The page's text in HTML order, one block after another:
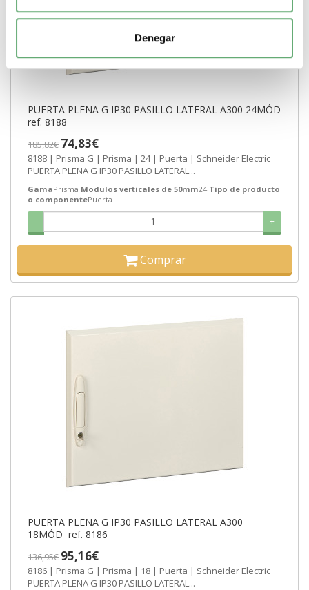
Denegar
PUERTA PLENA G IP30 PASILLO LATERAL A300 24MÓD
ref. 8188
185,82€ 74,83€
8188 | Prisma G | Prisma | 24 | Puerta | Schneider Electric
PUERTA PLENA G IP30 PASILLO LATERAL...
GamaPrisma Modulos verticales de 50mm24 Tipo de producto
o componentePuerta
- +
Comprar
PUERTA PLENA G IP30 PASILLO LATERAL A300
18MÓD ref. 8186
136,95€ 95,16€
8186 | Prisma G | Prisma | 18 | Puerta | Schneider Electric
PUERTA PLENA G IP30 PASILLO LATERAL...